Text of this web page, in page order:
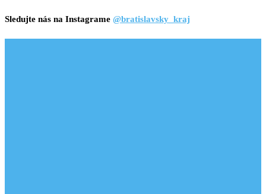
Sledujte nás na Instagrame @bratislavsky_kraj